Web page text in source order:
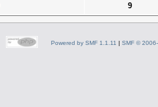
9
Powered by SMF 1.1.11 | SMF ©